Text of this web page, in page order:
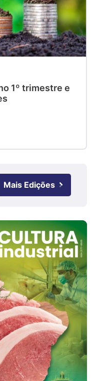
1º trimestre e
Mais Edições